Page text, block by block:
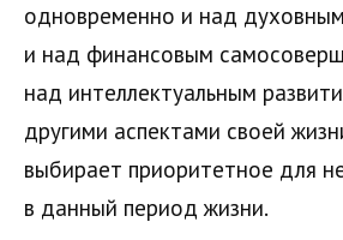
одновременно и над
и над финансовым
над интеллектуальным
другими аспектами своей
выбирает приоритетное для
в данный период жизни.